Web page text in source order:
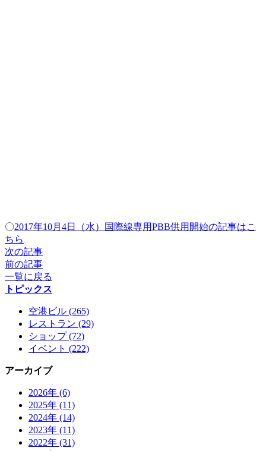
〇2017年10月4日（水）国際線専用PBB供用開始の記事はこ
ちら
次の記事
前の記事
一覧に戻る
トピックス
空港ビル (265)
レストラン (29)
ショップ (72)
イベント (222)
アーカイブ
2026年 (6)
2025年 (11)
2024年 (14)
2023年 (11)
2022年 (31)